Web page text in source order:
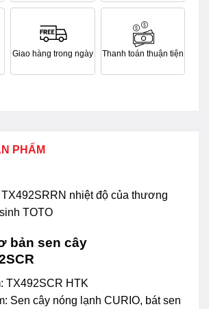
Giao hàng trong ngày Thanh toán thuận tiện
PHẨM
nhiệt độ của thương
TOTO
bản sen cây
TX492SCR HTK
Sen cây nóng lạnh CURIO, bát sen